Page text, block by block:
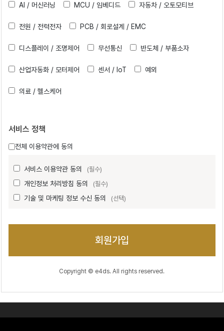
AI / 머신러닝 MCU / 임베디드 자동차 / 오토모티브
전원 / 전력전자 PCB / 회로설계 / EMC
디스플레이 / 조명제어 무선통신 반도체 / 부품소자
산업자동화 / 모터제어 센서 / IoT 예외
의료 / 헬스케어
서비스 정책
전체 이용약관에 동의
서비스 이용약관 동의 (필수)
개인정보 처리방침 동의 (필수)
기술 및 마케팅 정보 수신 동의 (선택)
회원가입
Copyright © e4ds. All rights reserved.